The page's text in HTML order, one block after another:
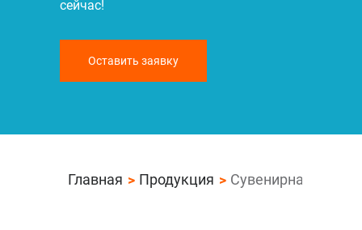
сейчас!
Оставить заявку
Главная Продукция Сувенирная